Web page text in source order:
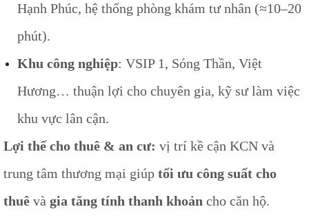
Hạnh Phúc, hệ thống phòng khám tư nhân (≈10–20
phút).
Khu công nghiệp: VSIP 1, Sóng Thần, Việt
Hương… thuận lợi cho chuyên gia, kỹ sư làm việc
khu vực lân cận.
Lợi thế cho thuê & an cư: vị trí kề cận KCN và
trung tâm thương mại giúp tối ưu công suất cho
thuê và gia tăng tính thanh khoản cho căn hộ.